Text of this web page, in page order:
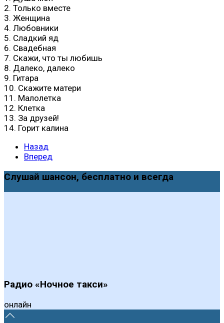
2. Только вместе
3. Женщина
4. Любовники
5. Сладкий яд
6. Свадебная
7. Скажи, что ты любишь
8. Далеко, далеко
9. Гитара
10. Скажите матери
11. Малолетка
12. Клетка
13. За друзей!
14. Горит калина
Назад
Вперед
Слушай шансон, бесплатно и всегда
Радио «Ночное такси»
онлайн